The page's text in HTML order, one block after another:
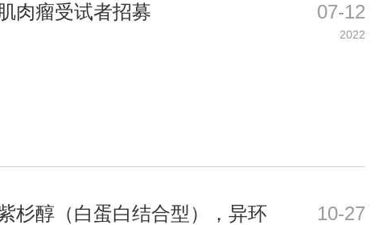
肉瘤受试者招募 07-12
2022
杉醇（白蛋白结合型），异环
10-27